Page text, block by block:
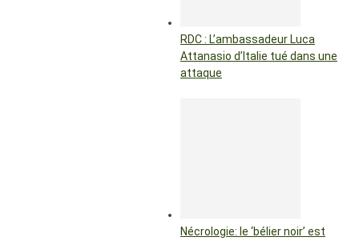
RDC : L’ambassadeur Luca
Attanasio d’Italie tué dans une
attaque
Nécrologie: le ‘bélier noir’ est